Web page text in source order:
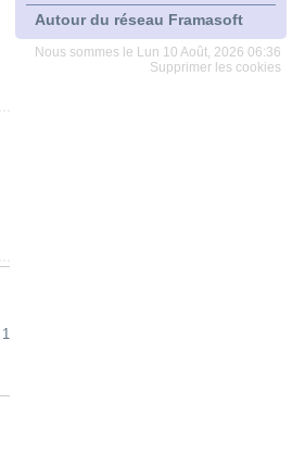
Autour du réseau Framasoft
Nous sommes le Lun 10 Août, 2026 06:36
Supprimer les cookies
1